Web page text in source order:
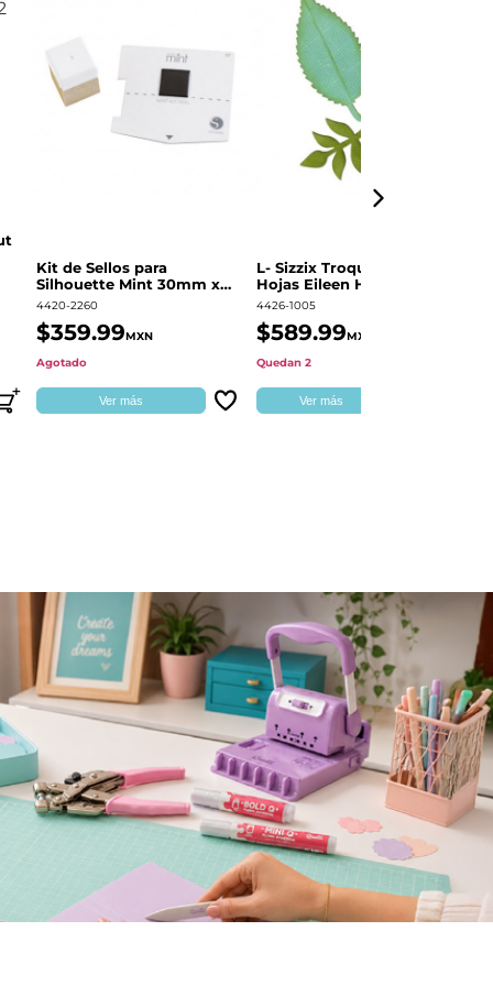
Kit de Sellos para
Silhouette Mint 30mm x
60mm
4420-2260
$359.99MXN
Agotado
Ver más
L- Sizzix Troquel Grueso
Hojas Eileen Hull | 661111
4426-1005
$589.99MXN
Quedan 2
Ver más